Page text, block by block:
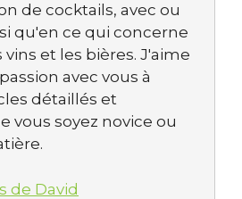
de cocktails, avec ou
qu'en ce qui concerne
vins et les bières. J'aime
avec vous à
détaillés et
vous soyez novice ou
de David